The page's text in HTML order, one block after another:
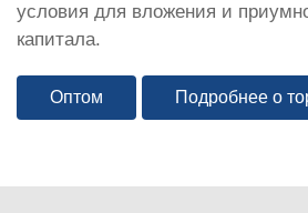
условия для вложения и
капитала.
Оптом Подробнее о